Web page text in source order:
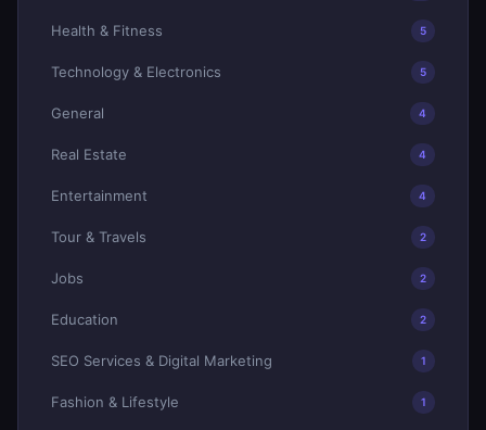
Health & Fitness 5
Technology & Electronics 5
General 4
Real Estate 4
Entertainment 4
Tour & Travels 2
Jobs 2
Education 2
SEO Services & Digital Marketing 1
Fashion & Lifestyle 1